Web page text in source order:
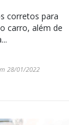
corretos para
carro, além de
28/01/2022